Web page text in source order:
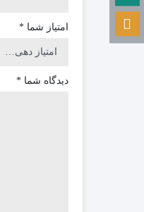
امتیاز شما *
دیدگاه شما *